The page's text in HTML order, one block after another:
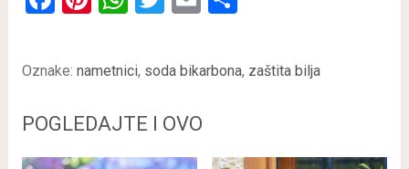
Oznake: nametnici, soda bikarbona, zaštita bilja
POGLEDAJTE I OVO